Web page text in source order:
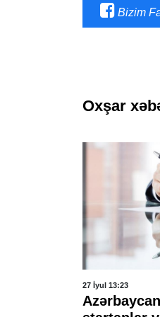
Bizim
Oxşar
27 İyul 13:23